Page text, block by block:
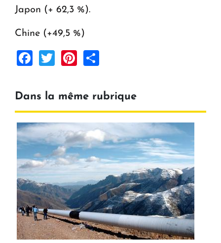
Japon (+ 62,3 %).
Chine (+49,5 %)
Facebook
TwitterPinterest
Dans la même rubrique